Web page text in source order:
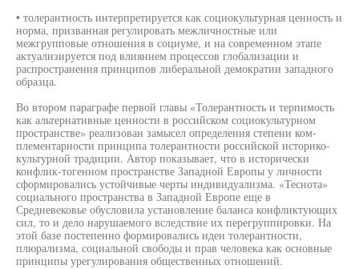
• толерантность интерпретируется как социокультурная ценность и
норма, призванная регулировать межличностные или
межгрупповые отношения в социуме, и на современном этапе
актуализируется под влиянием процессов глобализации и
распространения принципов либеральной демократии западного
образца.
Во втором параграфе первой главы «Толерантность и терпимость
как альтернативные ценности в российском социокультурном
пространстве» реализован замысел определения степени ком-
плементарности принципа толерантности российской историко-
культурной традиции. Автор показывает, что в исторически
конфлик-тогенном пространстве Западной Европы у личности
сформировались устойчивые черты индивидуализма. «Теснота»
социального пространства в Западной Европе еще в
Средневековье обусловила установление баланса конфликтующих
сил, то и дело нарушаемого вследствие их перегруппировки. На
этой базе постепенно формировались идеи толерантности,
плюрализма, социальной свободы и прав человека как основные
принципы урегулирования общественных отношений.